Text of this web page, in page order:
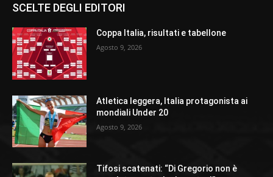
SCELTE DEGLI EDITORI
Coppa Italia, risultati e tabellone
Agosto 9, 2026
Atletica leggera, Italia protagonista ai
mondiali Under 20
Agosto 9, 2026
Tifosi scatenati: “Di Gregorio non è